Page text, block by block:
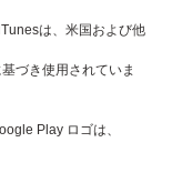
は、米国および他
づき使用されていま
Play ロゴは、